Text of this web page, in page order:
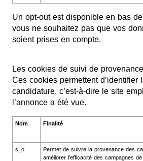
Un opt-out est disponible en bas
vous ne souhaitez pas que vos
soient prises en compte.
Les cookies de suivi de
Ces cookies permettent d’identifier
candidature, c’est-à-dire le site
l’annonce a été vue.
Nom Finalité
s_o
Permet de suivre la provenance des
améliorer l’efficacité des campagnes